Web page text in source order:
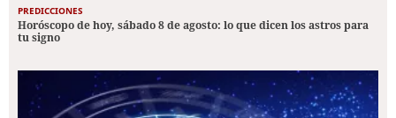
PREDICCIONES
Horóscopo de hoy, sábado 8 de agosto: lo que dicen los astros para
tu signo